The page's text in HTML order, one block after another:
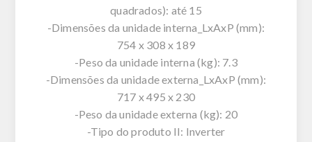
quadrados): até 15
-Dimensões da unidade interna_LxAxP (mm):
754 x 308 x 189
-Peso da unidade interna (kg): 7.3
-Dimensões da unidade externa_LxAxP (mm):
717 x 495 x 230
-Peso da unidade externa (kg): 20
-Tipo do produto II: Inverter